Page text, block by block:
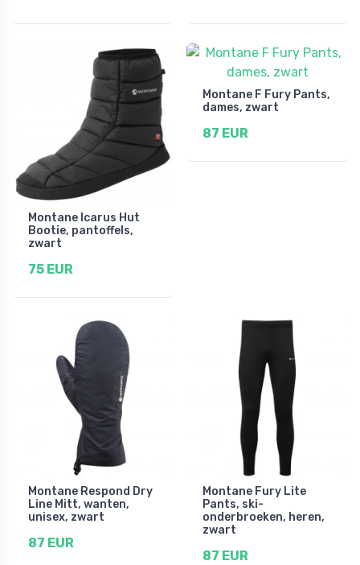
Montane Icarus Hut
Bootie, pantoffels,
zwart
75 EUR
Montane F Fury Pants,
dames, zwart
87 EUR
Montane Respond Dry
Line Mitt, wanten,
unisex, zwart
87 EUR
Montane Fury Lite
Pants, ski-
onderbroeken, heren,
zwart
87 EUR